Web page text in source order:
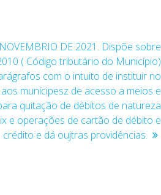
DE 2021. Dispõe sobre
( Código tributário do Município)
com o intuito de instituir no
munícipesz de acesso a meios e
quitação de débitos de natureza
e operações de cartão de débito e
crédito e dá oujtras providências.